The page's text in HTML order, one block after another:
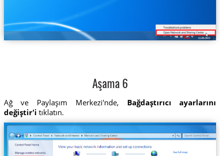
Aşama 6
Ağ ve Paylaşım Merkezi'nde, Bağdaştırıcı ayarlarını
değiştir'i tıklatın.